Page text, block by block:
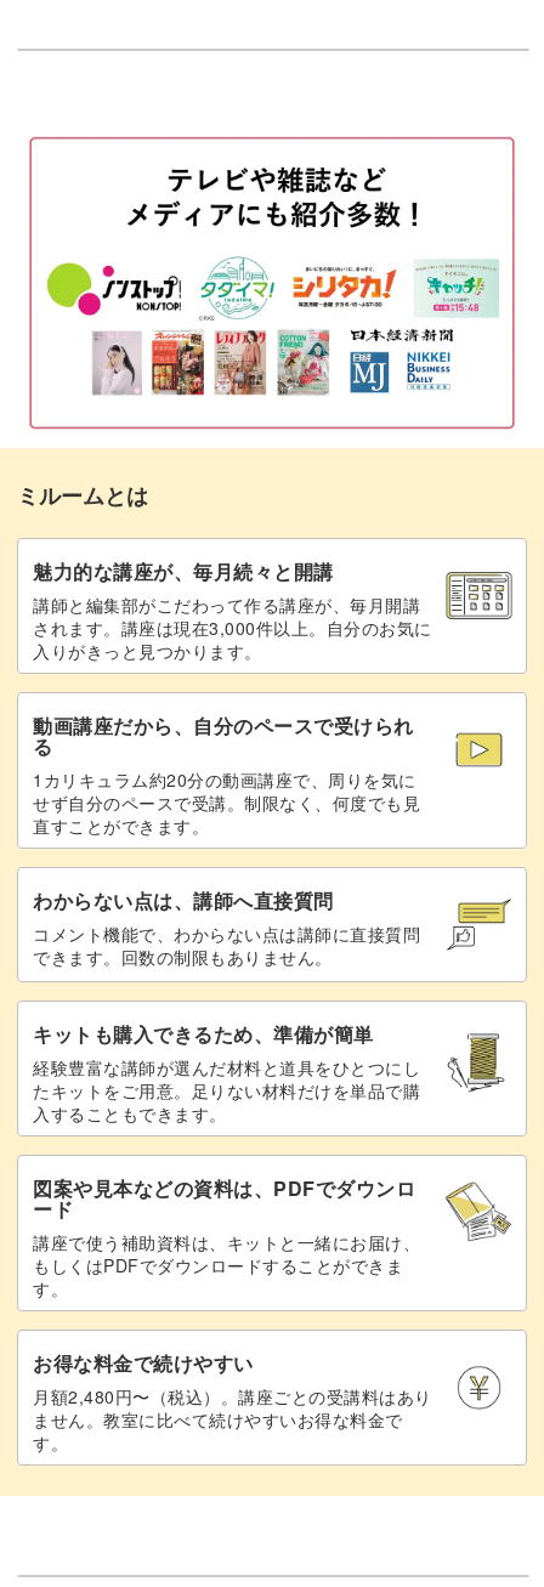
プレートの中心に印をつける
プレートにクリアファイルを固定する
お皿の縁の長さを測り4ヶ所に印をつける 11:14
印に合せてコンパスで横線を引く
分割の印に合わせて定規で縦線を引く
上絵の具をライナーオイルで溶く 15:47
パターンをカットする
カーボン紙を敷いて図案を写す
ペンワークの使い方 24:32
猫の輪郭を描く 25:22
猫の目と鼻を描く 30:33
ハートの中の鱗の輪郭を描く
ライナーオイルを加えて色を薄める
筆でハートの中の鱗の模様を描く
猫の影の部分を描く 40:34
ペンでお皿のふちの鱗の輪郭を描く 43:48
ペンでお皿のふちの鱗の模様を描く 49:23
盛り材を作る
猫の肉球部分の色を落とす 57:20
猫の鼻と肉球部分に色盛りをする 58:22
足跡部分に色盛りをする
完成♪ 61:49
ミルームとは
魅力的な講座が、毎月続々と開講
講師と編集部がこだわって作る講座が、毎月開講
されます。講座は現在3,000件以上。自分のお気に
入りがきっと見つかります。
動画講座だから、自分のペースで受けられ
る
1カリキュラム約20分の動画講座で、周りを気に
せず自分のペースで受講。制限なく、何度でも見
直すことができます。
わからない点は、講師へ直接質問
コメント機能で、わからない点は講師に直接質問
できます。回数の制限もありません。
キットも購入できるため、準備が簡単
経験豊富な講師が選んだ材料と道具をひとつにし
たキットをご用意。足りない材料だけを単品で購
入することもできます。
図案や見本などの資料は、PDFでダウンロ
ード
講座で使う補助資料は、キットと一緒にお届け、
もしくはPDFでダウンロードすることができま
す。
お得な料金で続けやすい
月額2,480円〜（税込）。講座ごとの受講料はあり
ません。教室に比べて続けやすいお得な料金で
す。